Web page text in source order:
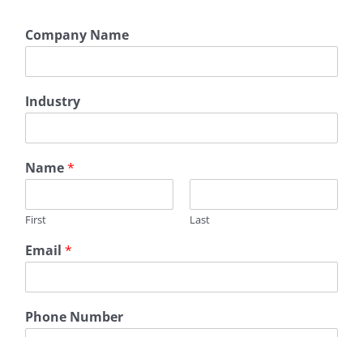
Company Name
C
o
p
n
N
a
e
n
u
Industry
Name*
First Last
Email *
Phone Number